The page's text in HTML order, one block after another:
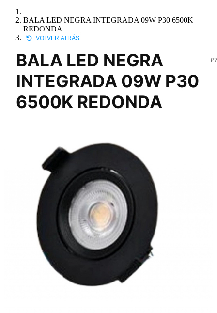
BALA LED NEGRA INTEGRADA 09W P30 6500K
REDONDA
VOLVER ATRÁS
BALA LED NEGRA
INTEGRADA 09W P30
6500K REDONDA